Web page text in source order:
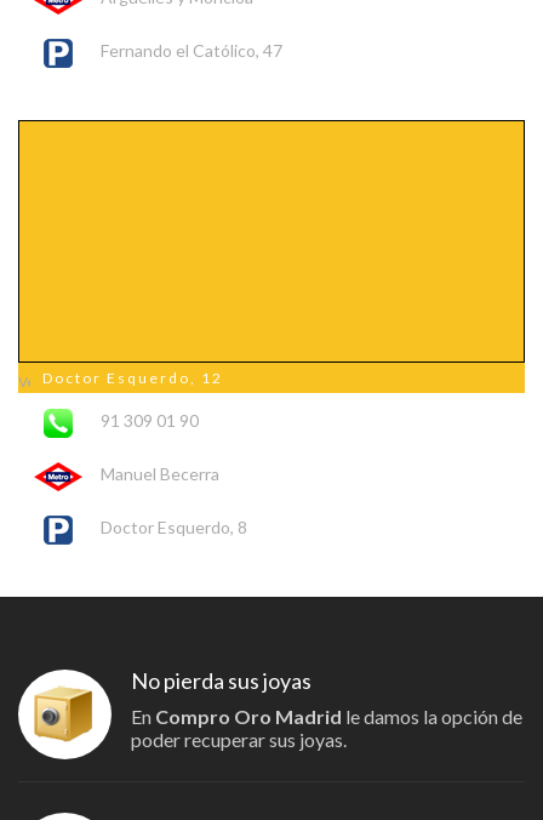
Fernando el Católico, 47
Ver mapa más grande
Doctor Esquerdo, 12
91 309 01 90
Manuel Becerra
Doctor Esquerdo, 8
No pierda sus joyas
En Compro Oro Madrid le damos la opción de
poder recuperar sus joyas.